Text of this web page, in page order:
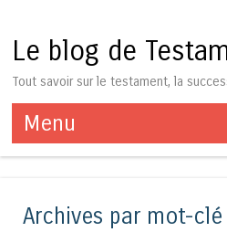
Le blog de
Tout savoir sur le testament, la
Menu
Aller au contenu
Archives par mot-clé